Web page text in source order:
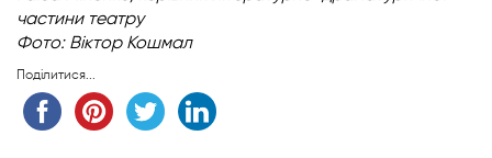
частини театру
Фото: Віктор Кошмал
Поділитися...